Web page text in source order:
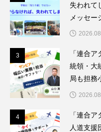
失われて
メッセー
3
「連合
統領・大
局も担務
を経験
4
「連合
人道支